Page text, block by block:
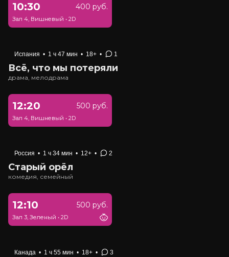
10:30 400 руб.
Зал 4, Вишневый • 2D
Испания • 1 ч 47 мин • 18+ • 1
Всё, что мы потеряли
драма, мелодрама
12:20 500 руб.
Зал 4, Вишневый • 2D
Россия • 1 ч 34 мин • 12+ • 2
Старый орёл
комедия, семейный
12:10 500 руб.
Зал 3, Зеленый • 2D
Канада • 1 ч 55 мин • 18+ • 3